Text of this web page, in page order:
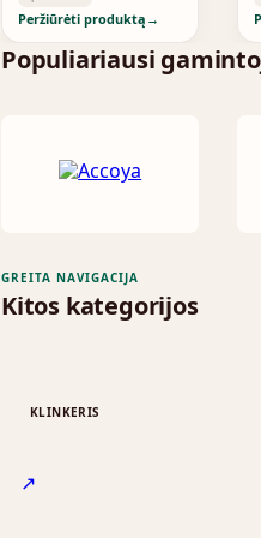
Peržiūrėti produktą →
Populiariausi
GREITA NAVIGACIJA
Kitos kategorijos
KLINKERIS
↗